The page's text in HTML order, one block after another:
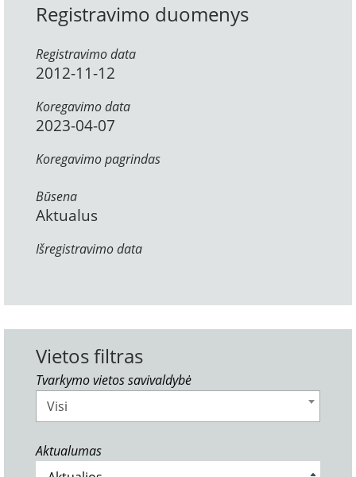
Registravimo duomenys
Registravimo data
2012-11-12
Koregavimo data
2023-04-07
Koregavimo pagrindas
Būsena
Aktualus
Išregistravimo data
Vietos filtras
Tvarkymo vietos savivaldybė
Visi
Aktualumas